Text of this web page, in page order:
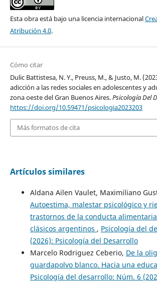
Esta obra está bajo una licencia internacional
Atribución 4.0.
Cómo citar
Dulic Battistesa, N. Y., Preuss, M., & Justo, M.
adicción a las redes sociales en adolescentes y
zona oeste del Gran Buenos Aires.Psicología Del
https://doi.org/10.59471/psicologia2023203
Más formatos de cita
Artículos similares
Aldana Ailen Vaulet, Maximiliano
Autoestima, malestar psicológico y
trastornos de la conducta
clásicos argentinos , Psicología del
(2026): Psicología del Desarrollo
Marcelo Rodriguez Ceberio, De la
guardapolvo blanco. Hacia una
Psicología del desarrollo: Núm. 6